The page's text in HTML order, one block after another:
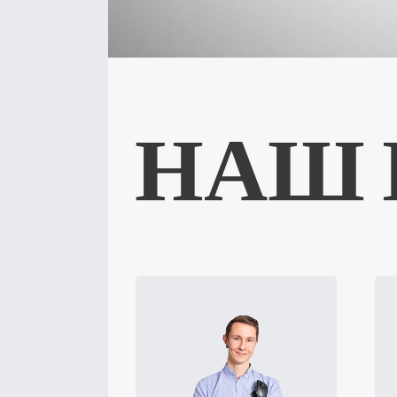
НАШ
„Найбільше мені
подобається в роботі у
відділі підтримки та
зв’язків з громадськістю –